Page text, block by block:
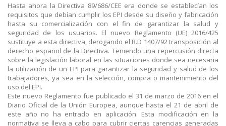
Hasta ahora la Directiva 89/686/CEE era donde se establecían los
requisitos que debían cumplir los EPI desde su diseño y fabricación
hasta su comercialización con el fin de garantizar la salud y
seguridad de los usuarios. El nuevo Reglamento (UE) 2016/425
sustituye a esta directiva, derogando el R.D 1407/92 transposición al
derecho español de la Directiva. Teniendo una repercusión directa
sobre la legislación laboral en las situaciones donde sea necesaria
la utilización de un EPI para garantizar la seguridad y salud de los
trabajadores, ya sea en la selección, compra o mantenimiento del
uso del EPI.
Este nuevo Reglamento fue publicado el 31 de marzo de 2016 en el
Diario Oficial de la Unión Europea, aunque hasta el 21 de abril de
este año no ha entrado en aplicación. Esta modificación en la
normativa se lleva a cabo para cubrir ciertas carencias generadas